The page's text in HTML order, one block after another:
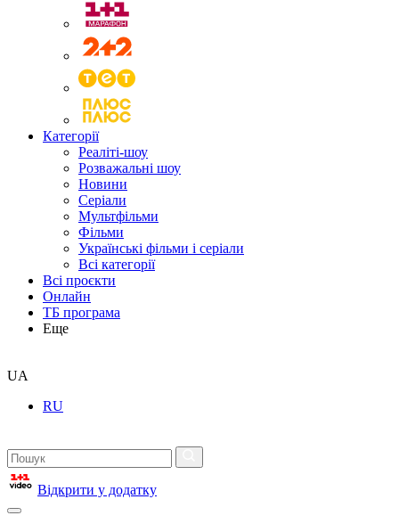
Категорії
Реаліті-шоу
Розважальні шоу
Новини
Серіали
Мультфільми
Фільми
Українські фільми і серіали
Всі категорії
Всі проєкти
Онлайн
ТБ програма
Еще
UA
RU
Відкрити у додатку